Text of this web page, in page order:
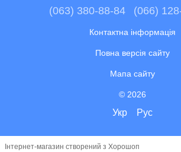
(063) 380-88-84 (066)
Контактна інформація
Повна версія сайту
Мапа сайту
© 2026
Укр Рус
Інтернет-магазин створений з Хорошоп